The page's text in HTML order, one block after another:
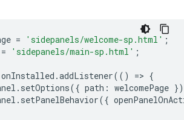
= 'sidepanels/welcome-sp.html' ;
= 'sidepanels/main-sp.html' ;
onInstalled .addListener(() => {
. setOptions({ path : welcomePage
. setPanelBehavior({